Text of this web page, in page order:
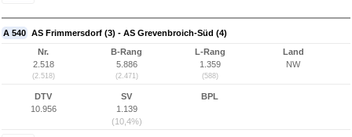
A 540 AS Frimmersdorf (3) - AS Grevenbroich-Süd (4)
Nr.
2.518
(2.518)
B-Rang
5.886
(2.471)
L-Rang
1.359
(588)
Land
NW
DTV
10.956
SV
1.139
(10,4%)
BPL